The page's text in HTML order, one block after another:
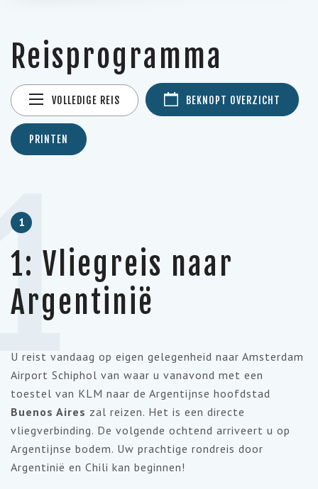
Reisprogramma
VOLLEDIGE REIS BEKNOPT OVERZICHT
PRINTEN
1
1: Vliegreis naar
Argentinië
U reist vandaag op eigen gelegenheid naar Amsterdam
Airport Schiphol van waar u vanavond met een
toestel van KLM naar de Argentijnse hoofdstad
Buenos Aires zal reizen. Het is een directe
vliegverbinding. De volgende ochtend arriveert u op
Argentijnse bodem. Uw prachtige rondreis door
Argentinië en Chili kan beginnen!